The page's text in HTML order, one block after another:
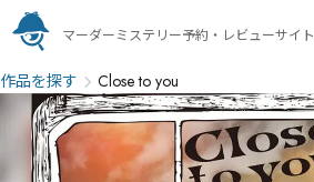
マーダーミステリー予約・レビューサイト
作品を探す Close to you